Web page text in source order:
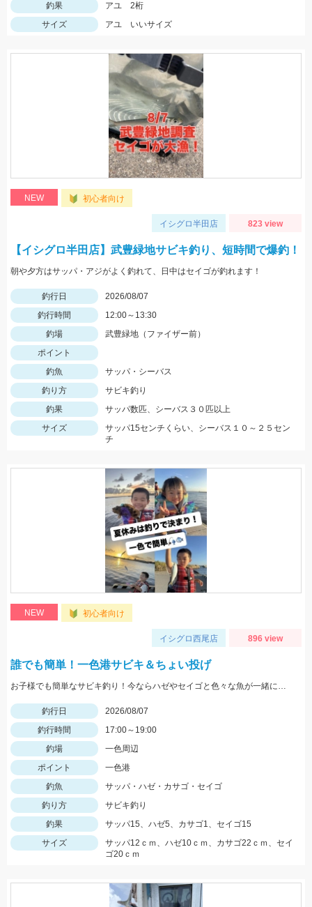
釣果
アユ 2桁
サイズ
アユ いいサイズ
NEW 初心者向け
イシグロ半田店 823 view
【イシグロ半田店】武豊緑地サビキ釣り、短時間で爆釣！
朝や夕方はサッパ・アジがよく釣れて、日中はセイゴが釣れます！
釣行日
2026/08/07
釣行時間
12:00～13:30
釣場
武豊緑地（ファイザー前）
ポイント
釣魚
サッパ・シーバス
釣り方
サビキ釣り
釣果
サッパ数匹、シーバス３０匹以上
サイズ
サッパ15センチくらい、シーバス１０～２５セン
チ
NEW 初心者向け
イシグロ西尾店 896 view
誰でも簡単！一色港サビキ＆ちょい投げ
お子様でも簡単なサビキ釣り！今ならハゼやセイゴと色々な魚が一緒に狙えて楽しいです！夏休みの自由研究にもオススメ！
釣行日
2026/08/07
釣行時間
17:00～19:00
釣場
一色周辺
ポイント
一色港
釣魚
サッパ・ハゼ・カサゴ・セイゴ
釣り方
サビキ釣り
釣果
サッパ15、ハゼ5、カサゴ1、セイゴ15
サイズ
サッパ12ｃｍ、ハゼ10ｃｍ、カサゴ22ｃｍ、セイ
ゴ20ｃｍ